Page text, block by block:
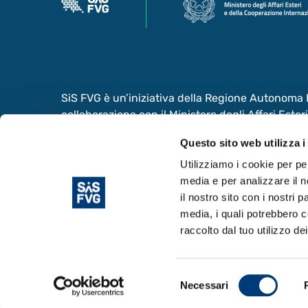
Questo sito web utilizza i
Utilizziamo i cookie per
media e per analizzare il
il nostro sito con i nostri
media, i quali potrebbero
raccolto dal tuo utilizzo
del
Necessari
SiS FVG è un’iniziativa della Regione
collaborazione con il Ministero degli Affari
valorizzazione del Sistema Scientifico e